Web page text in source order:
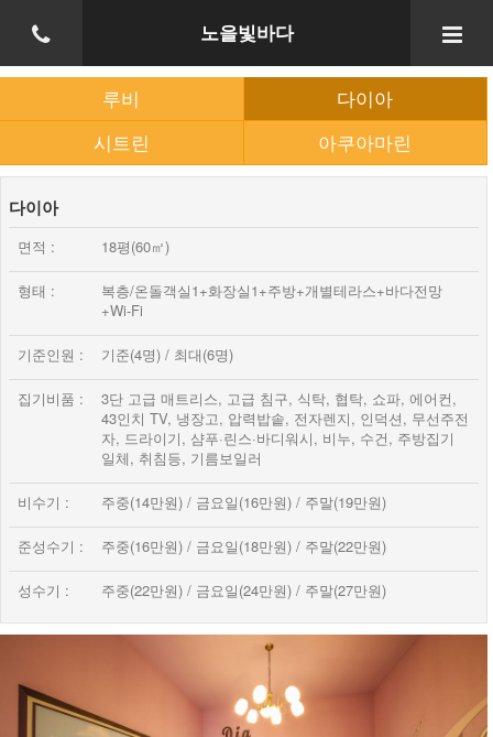
노을빛바다
HOME
ABOUT
ROOMS
TOUR
TRAFFIC
루비
다이아
시트린
아쿠아마린
다이아
면적 : 18평(60㎡)
형태 :
복층/온돌객실1+화장실1+주방+개별테라스+바다전망
+Wi-Fi
기준인원 : 기준(4명) / 최대(6명)
집기비품 :
3단 고급 매트리스, 고급 침구, 식탁, 협탁, 쇼파, 에어컨,
43인치 TV, 냉장고, 압력밥솥, 전자렌지, 인덕션, 무선주전
자, 드라이기, 샴푸·린스·바디워시, 비누, 수건, 주방집기
일체, 취침등, 기름보일러
비수기 : 주중(14만원) / 금요일(16만원) / 주말(19만원)
준성수기 : 주중(16만원) / 금요일(18만원) / 주말(22만원)
성수기 : 주중(22만원) / 금요일(24만원) / 주말(27만원)